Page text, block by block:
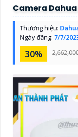
Camera Dahua
Thương hiệu:
Ngày đăng: 7/7/
30%